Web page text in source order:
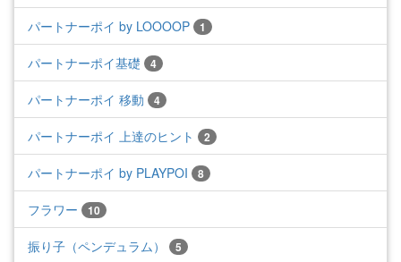
パートナーポイ by LOOOOP 1
パートナーポイ基礎 4
パートナーポイ 移動 4
パートナーポイ 上達のヒント 2
パートナーポイ by PLAYPOI 8
フラワー 10
振り子（ペンデュラム） 5